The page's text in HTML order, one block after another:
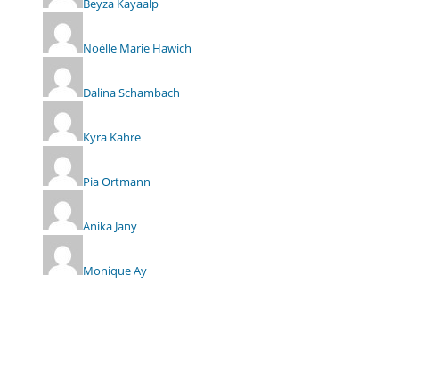
Beyza Kayaalp
Noélle Marie Hawich
Dalina Schambach
Kyra Kahre
Pia Ortmann
Anika Jany
Monique Ay